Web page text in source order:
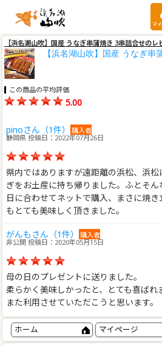
マ
【浜名湖山吹】国産 うなぎ串蒲焼き 3串詰合せのレ
【浜名湖山吹】国産 うなぎ串
この商品の平均評価
5.00
pinoさん（1件）
購入者
静岡県 投稿日：2022年07月26日
県内ではありますが遠距離の浜松、浜
ぎをお土産に持ち帰りました。ふとそ
日に合わせてネットで購入、まさに焼
もとても美味しく頂きました。
がんもさん（1件）
購入者
非公開 投稿日：2020年05月15日
母の日のプレゼントに送りました。
柔らかく美味しかったと、とても喜ばれ
また利用させていただこうと思います。
ホーム マイページ